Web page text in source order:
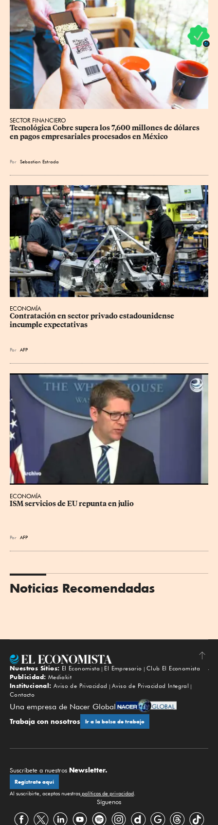
SECTOR FINANCIERO
Tecnológica Cobre supera los 7,600 millones de dólares
en pagos empresariales procesados en México
Por Sebastian Estrada
ECONOMÍA
Contratación en sector privado estadounidense
incumple expectativas
Por AFP
ECONOMÍA
ISM servicios de EU repunta en julio
Por AFP
Noticias Recomendadas
Subir
Nuestros Sitios: El Economista El Empresario
Club El Economista
Publicidad: Mediakit
Institucional: Aviso de Privacidad
Aviso de Privacidad Integral
Contacto
Una empresa de Nacer Global
Trabaja con nosotros Ir a la bolsa de trabajo
Suscríbete a nuestros Newsletter.
Regístrate aquí
Al suscribirte, aceptas nuestras políticas de privacidad.
Síguenos